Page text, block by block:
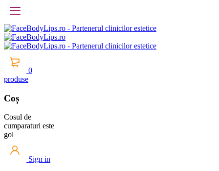
0
produse
Coș
Cosul de
cumparaturi este
gol
Sign in